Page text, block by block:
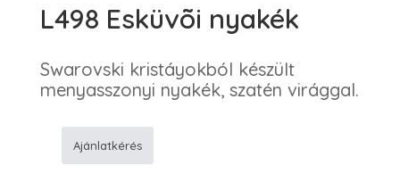
L498 Esküvõi nyakék
Swarovski kristáyokból készült
menyasszonyi nyakék, szatén virággal.
Ajánlatkérés